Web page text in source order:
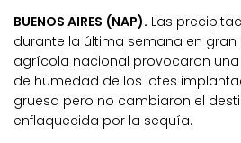
BUENOS AIRES (NAP). Las
durante la última semana en
agrícola nacional provocaron una
de humedad de los lotes
gruesa pero no cambiaron el
enflaquecida por la sequía.